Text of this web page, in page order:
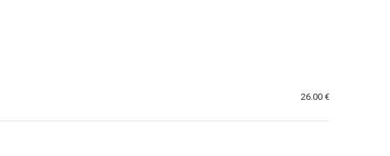
26.00 €